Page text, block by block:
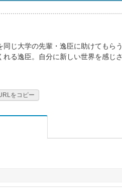
じ大学の先輩・逸臣に助けてもら
る逸臣。自分に新しい世界を感じ
をコピー